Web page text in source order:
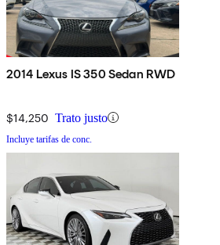
2014 Lexus IS 350 Sedan RWD
$14,250 Trato justo
Incluye tarifas de conc.